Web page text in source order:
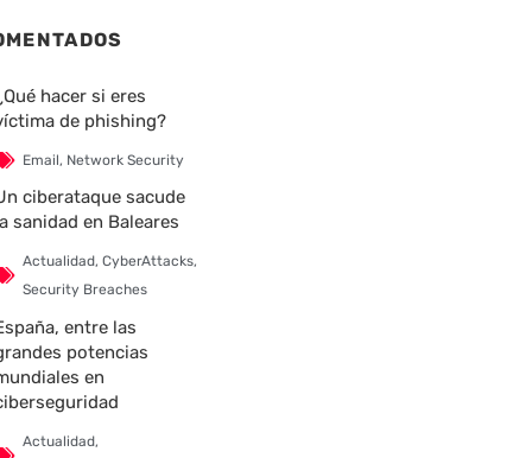
hacer si eres
de phishing?
Email, Network Security
ciberataque sacude
sanidad en Baleares
Actualidad, CyberAttacks,
Security Breaches
entre las
potencias
en
Actualidad,